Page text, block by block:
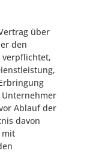
über
den
verpflichtet,
Ablauf der
davon
mit